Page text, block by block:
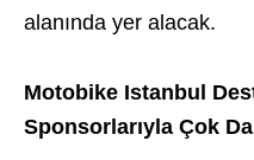
alanında yer alacak.
Motobike Istanbul
Sponsorlarıyla Çok